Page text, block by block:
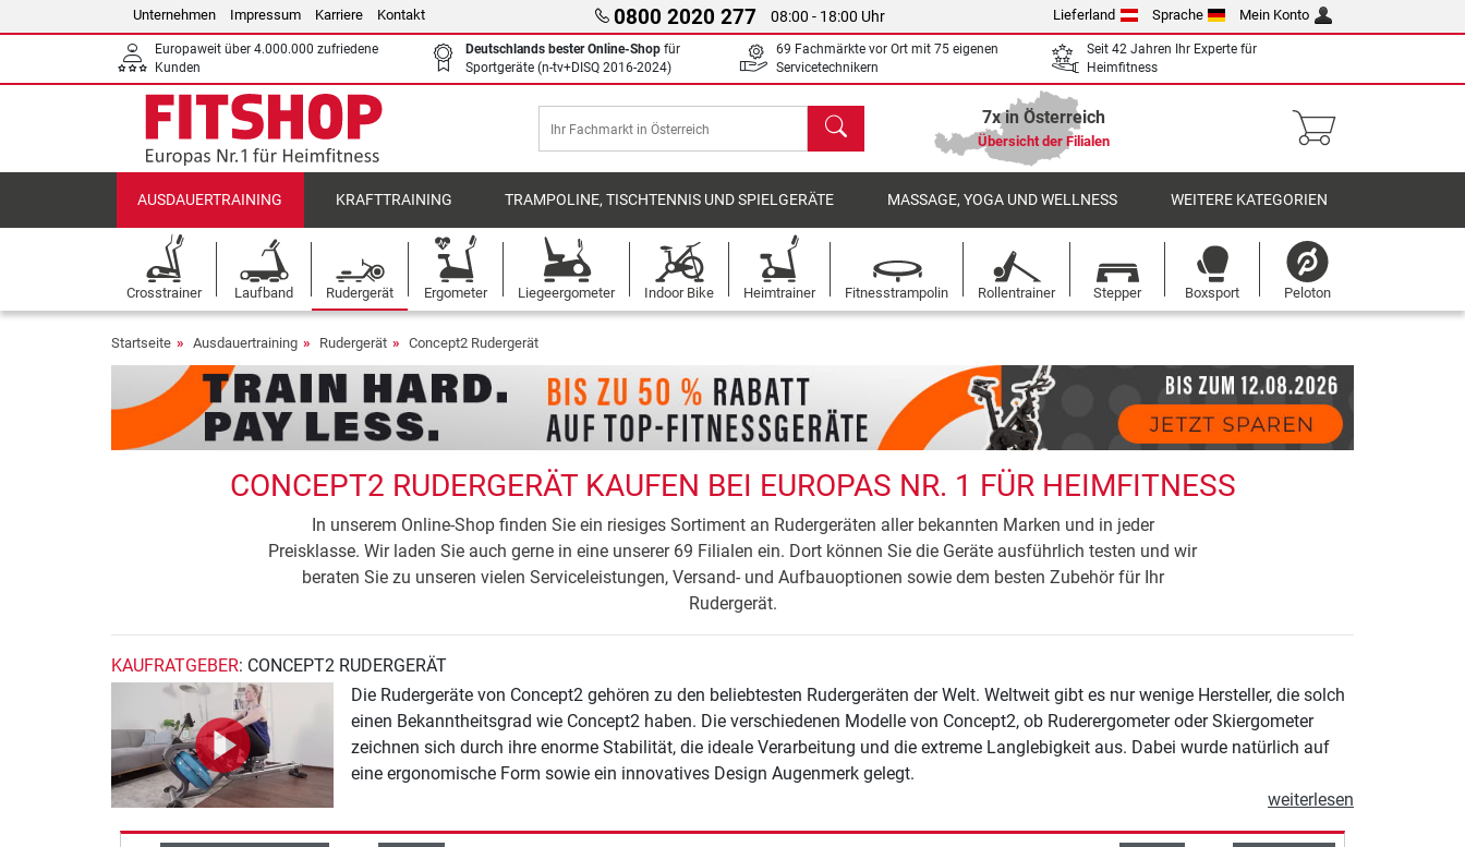
Unternehmen Impressum Karriere Kontakt 0800 2020 277 08:00 - 18:00 Uhr Lieferland Sprache Mein Konto
Europaweit über 4.000.000 zufriedene
Kunden
Deutschlands bester Online-Shop für
Sportgeräte (n-tv+DISQ 2016-2024)
69 Fachmärkte vor Ort mit 75 eigenen
Servicetechnikern
Seit 42 Jahren Ihr Experte für
Heimfitness
Suchen 7x in Österreich
Übersicht der Filialen
AUSDAUERTRAINING KRAFTTRAINING TRAMPOLINE, TISCHTENNIS UND SPIELGERÄTE MASSAGE, YOGA UND WELLNESS WEITERE KATEGORIEN
Crosstrainer Laufband Rudergerät Ergometer Liegeergometer Indoor Bike Heimtrainer Fitnesstrampolin Rollentrainer Stepper Boxsport Peloton
Startseite Ausdauertraining Rudergerät Concept2 Rudergerät
CONCEPT2 RUDERGERÄT KAUFEN BEI EUROPAS NR. 1 FÜR HEIMFITNESS
In unserem Online-Shop finden Sie ein riesiges Sortiment an Rudergeräten aller bekannten Marken und in jeder
Preisklasse. Wir laden Sie auch gerne in eine unserer 69 Filialen ein. Dort können Sie die Geräte ausführlich testen und wir
beraten Sie zu unseren vielen Serviceleistungen, Versand- und Aufbauoptionen sowie dem besten Zubehör für Ihr
Rudergerät.
KAUFRATGEBER: CONCEPT2 RUDERGERÄT
Die Rudergeräte von Concept2 gehören zu den beliebtesten Rudergeräten der Welt. Weltweit gibt es nur wenige Hersteller, die solch
einen Bekanntheitsgrad wie Concept2 haben. Die verschiedenen Modelle von Concept2, ob Ruderergometer oder Skiergometer
zeichnen sich durch ihre enorme Stabilität, die ideale Verarbeitung und die extreme Langlebigkeit aus. Dabei wurde natürlich auf
eine ergonomische Form sowie ein innovatives Design Augenmerk gelegt.
weiterlesen